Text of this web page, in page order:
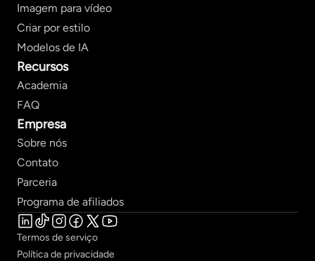
Imagem para vídeo
Criar por estilo
Modelos de IA
Recursos
Academia
FAQ
Empresa
Sobre nós
Contato
Parceria
Programa de afiliados
Termos de serviço
Política de privacidade